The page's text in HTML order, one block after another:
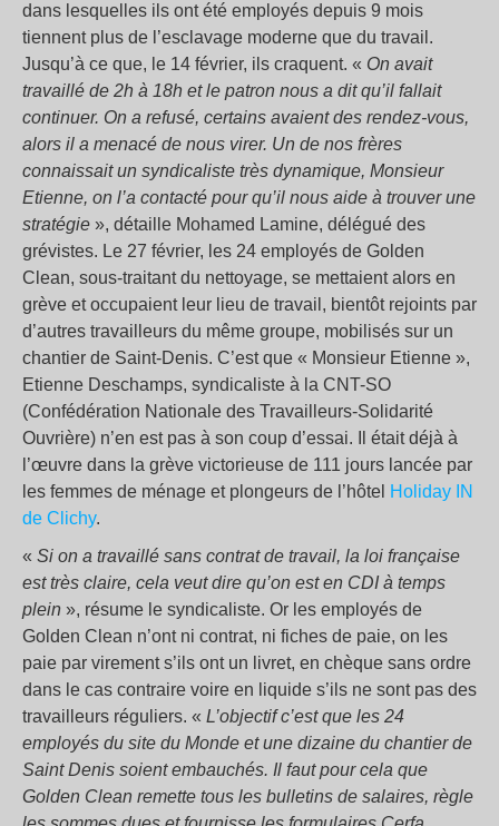
dans lesquelles ils ont été employés depuis 9 mois
tiennent plus de l’esclavage moderne que du travail.
Jusqu’à ce que, le 14 février, ils craquent. « On avait
travaillé de 2h à 18h et le patron nous a dit qu’il fallait
continuer. On a refusé, certains avaient des rendez-vous,
alors il a menacé de nous virer. Un de nos frères
connaissait un syndicaliste très dynamique, Monsieur
Etienne, on l’a contacté pour qu’il nous aide à trouver une
stratégie », détaille Mohamed Lamine, délégué des
grévistes. Le 27 février, les 24 employés de Golden
Clean, sous-traitant du nettoyage, se mettaient alors en
grève et occupaient leur lieu de travail, bientôt rejoints par
d’autres travailleurs du même groupe, mobilisés sur un
chantier de Saint-Denis. C’est que « Monsieur Etienne »,
Etienne Deschamps, syndicaliste à la CNT-SO
(Confédération Nationale des Travailleurs-Solidarité
Ouvrière) n’en est pas à son coup d’essai. Il était déjà à
l’œuvre dans la grève victorieuse de 111 jours lancée par
les femmes de ménage et plongeurs de l’hôtel Holiday IN
de Clichy.
« Si on a travaillé sans contrat de travail, la loi française
est très claire, cela veut dire qu’on est en CDI à temps
plein », résume le syndicaliste. Or les employés de
Golden Clean n’ont ni contrat, ni fiches de paie, on les
paie par virement s’ils ont un livret, en chèque sans ordre
dans le cas contraire voire en liquide s’ils ne sont pas des
travailleurs réguliers. « L’objectif c’est que les 24
employés du site du Monde et une dizaine du chantier de
Saint Denis soient embauchés. Il faut pour cela que
Golden Clean remette tous les bulletins de salaires, règle